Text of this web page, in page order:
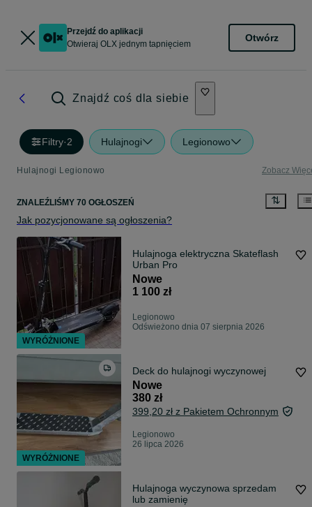
Przejdź do aplikacji
Otwieraj OLX jednym tapnięciem
Otwórz
Znajdź coś dla siebie
Filtry·2 Hulajnogi Legionowo
Hulajnogi Legionowo Zobacz
ZNALEŹLIŚMY 70 OGŁOSZEŃ
Jak pozycjonowane są ogłoszenia?
Hulajnoga elektryczna Skateflash
Urban Pro
Nowe
1 100 zł
Legionowo
Odświeżono dnia 07 sierpnia 2026
Deck do hulajnogi wyczynowej
Nowe
380 zł
399,20 zł z Pakietem Ochronnym
Legionowo
26 lipca 2026
Hulajnoga wyczynowa sprzedam
lub zamienię
WYRÓŻNIONE
WYRÓŻNIONE